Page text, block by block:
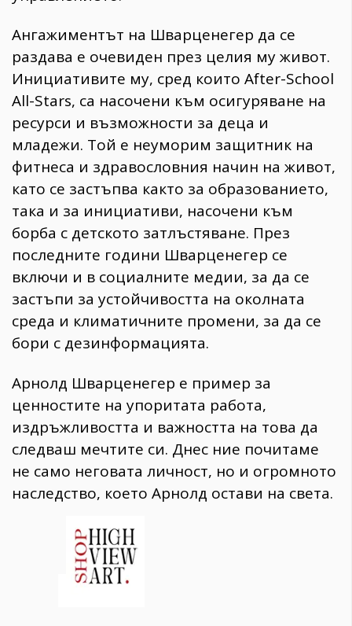
Ангажиментът на Шварценегер да се
раздава е очевиден през целия му живот.
Инициативите му, сред които After-School
All-Stars, са насочени към осигуряване на
ресурси и възможности за деца и
младежи. Той е неуморим защитник на
фитнеса и здравословния начин на живот,
като се застъпва както за образованието,
така и за инициативи, насочени към
борба с детското затлъстяване. През
последните години Шварценегер се
включи и в социалните медии, за да се
застъпи за устойчивостта на околната
среда и климатичните промени, за да се
бори с дезинформацията.
Арнолд Шварценегер е пример за
ценностите на упоритата работа,
издръжливостта и важността на това да
следваш мечтите си. Днес ние почитаме
не само неговата личност, но и огромното
наследство, което Арнолд остави на света.